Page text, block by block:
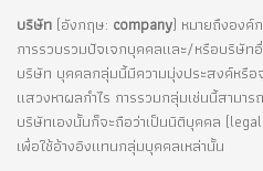
บริษัท (อังกฤษ: company) หมายถึงองค์
การรวบรวมปัจเจกบุคคลและ/หรือบริษั
บริษัท บุคคลกลุ่มนี้มีความมุ่งประสงค์หรื
แสวงหาผลกำไร การรวมกลุ่มเช่นนี้สามา
บริษัทเองนั้นก็จะถือว่าเป็นนิติบุคคล
เพื่อใช้อ้างอิงแทนกลุ่มบุคคลเหล่านั้น